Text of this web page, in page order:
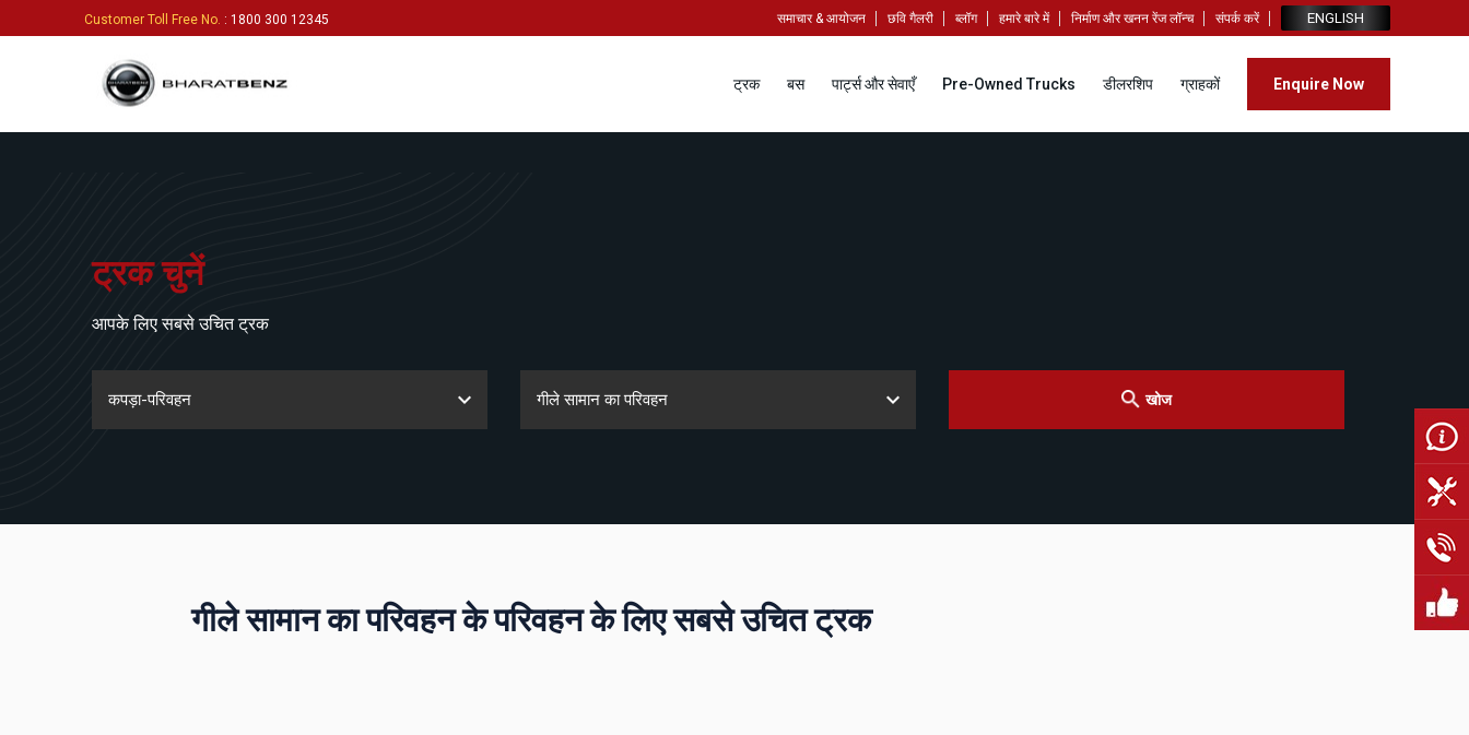
Customer Toll Free No. : 1800 300 12345 समाचार & आयोजन छवि गैलरी ब्लॉग हमारे बारे में निर्माण और खनन रेंज लॉन्च संपर्क करें ENGLISH
ट्रक बस पार्ट्स और सेवाएँ Pre-Owned Trucks डीलरशिप ग्राहकों Enquire Now
ट्रक चुनें
आपके लिए सबसे उचित ट्रक
खोज
गीले सामान का परिवहन के परिवहन के लिए सबसे उचित ट्रक